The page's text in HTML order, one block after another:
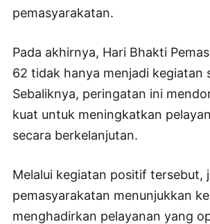
pemasyarakatan.
Pada akhirnya, Hari Bhakti
62 tidak hanya menjadi kegiatan
Sebaliknya, peringatan ini
kuat untuk meningkatkan
secara berkelanjutan.
Melalui kegiatan positif tersebut,
pemasyarakatan menunjukkan
menghadirkan pelayanan yang